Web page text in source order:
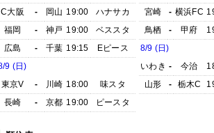
C大阪
- 岡山 19:00
ハナサカ
福岡
- 神戸 19:00
ベススタ
広島
- 千葉 19:15
Eピース
9 (日)
東京V
- 川崎 18:00
味スタ
長崎
- 京都 19:00 ピースタ
宮崎
- 横浜FC
鳥栖
- 甲府
8/9 (日)
いわき - 今治
山形
- 栃木C